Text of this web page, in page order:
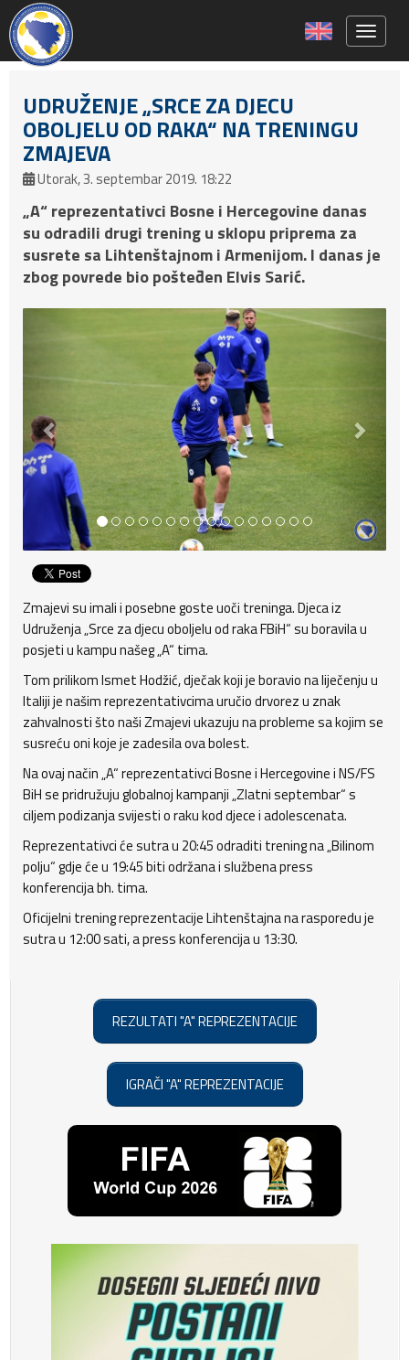
UDRUŽENJE „SRCE ZA DJECU
OBOLJELU OD RAKA“ NA TRENINGU
ZMAJEVA
Utorak, 3. septembar 2019. 18:22
„A“ reprezentativci Bosne i Hercegovine danas
su odradili drugi trening u sklopu priprema za
susrete sa Lihtenštajnom i Armenijom. I danas je
zbog povrede bio pošteđen Elvis Sarić.
Zmajevi su imali i posebne goste uoči treninga. Djeca iz
Udruženja „Srce za djecu oboljelu od raka FBiH“ su boravila u
posjeti u kampu našeg „A“ tima.
Tom prilikom Ismet Hodžić, dječak koji je boravio na liječenju u
Italiji je našim reprezentativcima uručio drvorez u znak
zahvalnosti što naši Zmajevi ukazuju na probleme sa kojim se
susreću oni koje je zadesila ova bolest.
Na ovaj način „A“ reprezentativci Bosne i Hercegovine i NS/FS
BiH se pridružuju globalnoj kampanji „Zlatni septembar“ s
ciljem podizanja svijesti o raku kod djece i adolescenata.
Reprezentativci će sutra u 20:45 odraditi trening na „Bilinom
polju“ gdje će u 19:45 biti održana i službena press
konferencija bh. tima.
Oficijelni trening reprezentacije Lihtenštajna na rasporedu je
sutra u 12:00 sati, a press konferencija u 13:30.
REZULTATI "A" REPREZENTACIJE
IGRAČI "A" REPREZENTACIJE